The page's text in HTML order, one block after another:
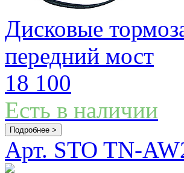
Дисковые
передний мост
18 100
Есть в наличии
Подробнее >
Арт. STO TN-